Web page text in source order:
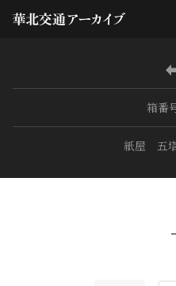
箱番
紙屋 五